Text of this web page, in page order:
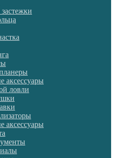
аксессуары
ловли
аксессуары